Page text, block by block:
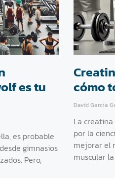
es tu
es probable
gimnasios
Pero,
cómo
David García
La
por la
mejorar el
muscular